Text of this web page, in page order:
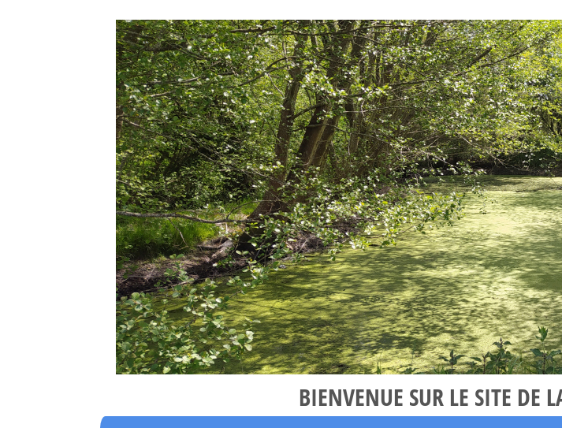
BIENVENUE SUR LE SITE DE